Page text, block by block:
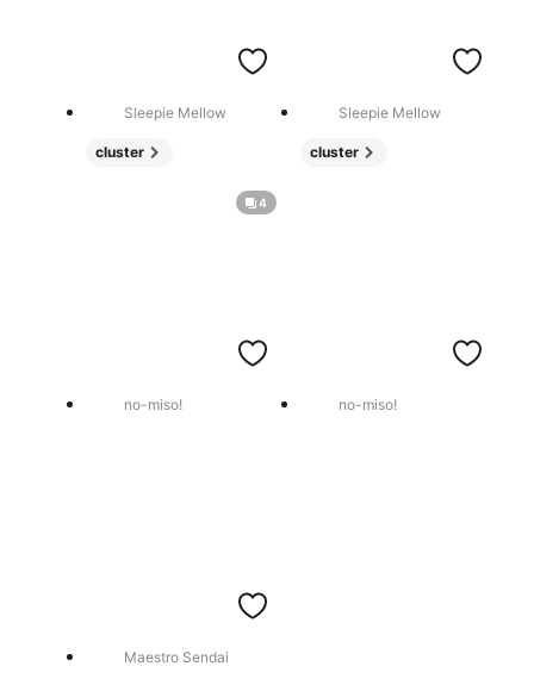
Sleepie Mellow
cluster
Sleepie Mellow
cluster
4
no-miso! no-miso!
Maestro Sendai